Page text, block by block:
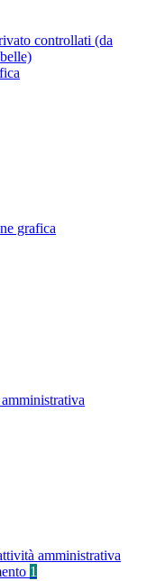
controllati (da
grafica
amministrativa
1